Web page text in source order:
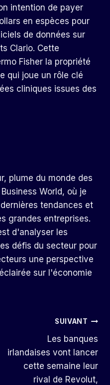
intention de payer
en espèces pour
de données sur
Clario. Cette
Fisher la propriété
qui joue un rôle clé
cliniques issues des
plume du monde des
World, où je
tendances et
grandes entreprises.
d'analyser les
défis du secteur pour
une perspective
sur l'économie
SUIVANT
Les banques
irlandaises vont lancer
cette semaine leur
rival de Revolut,